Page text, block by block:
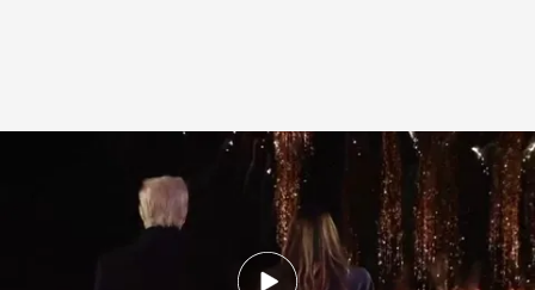
Donald Trump se prepara para su toma de posesión NOTICIAS CUATRO
Redacción digital Noticias Cuatro